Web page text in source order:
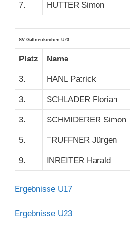
7. HUTTER Simon
SV Gallneukirchen U23
Platz Name
3. HANL Patrick
3. SCHLADER Florian
3. SCHMIDERER Simon
5. TRUFFNER Jürgen
9. INREITER Harald
Ergebnisse U17
Ergebnisse U23